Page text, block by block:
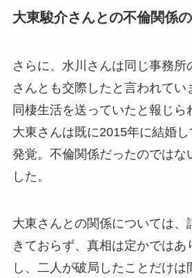
大東駿介さんとの不倫関係
さらに、水川さんは同じ事務所
さんとも交際したと言われてい
同棲生活を送っていたと報じら
大東さんは既に2015年に結婚
発覚。不倫関係だったのではな
した。
大東さんとの関係については、
きておらず、真相は定かではあ
し、二人が破局したことだけは